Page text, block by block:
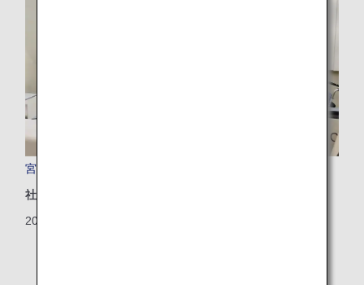
宮古空港をより身近な存在に
社会地域
2024/10/24